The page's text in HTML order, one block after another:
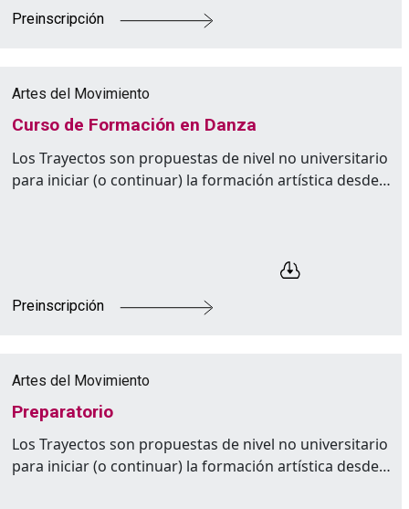
Preinscripción
Artes del Movimiento
Curso de Formación en Danza
Los Trayectos son propuestas de nivel no universitario
para iniciar (o continuar) la formación artística desde…
Preinscripción
Artes del Movimiento
Preparatorio
Los Trayectos son propuestas de nivel no universitario
para iniciar (o continuar) la formación artística desde…